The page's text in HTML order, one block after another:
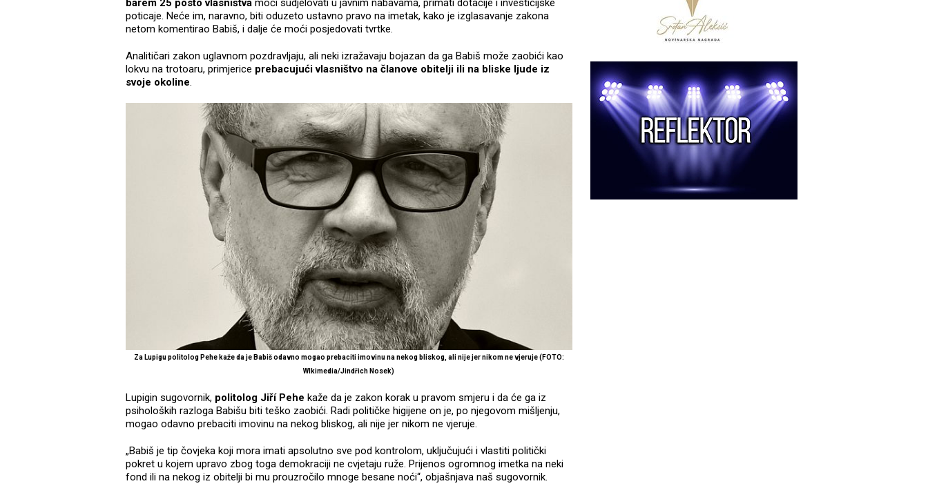
barem 25 posto vlasništva moći sudjelovati u javnim nabavama, primati dotacije i investicijske
poticaje. Neće im, naravno, biti oduzeto ustavno pravo na imetak, kako je izglasavanje zakona
netom komentirao Babiš, i dalje će moći posjedovati tvrtke.
Analitičari zakon uglavnom pozdravljaju, ali neki izražavaju bojazan da ga Babiš može zaobići kao
lokvu na trotoaru, primjerice prebacujući vlasništvo na članove obitelji ili na bliske ljude iz
svoje okoline.
Za Lupigu politolog Pehe kaže da je Babiš odavno mogao prebaciti imovinu na nekog bliskog, ali nije jer nikom ne vjeruje (FOTO:
WIkimedia/Jindřich Nosek)
Lupigin sugovornik, politolog Jiří Pehe kaže da je zakon korak u pravom smjeru i da će ga iz
psiholoških razloga Babišu biti teško zaobići. Radi političke higijene on je, po njegovom mišljenju,
mogao odavno prebaciti imovinu na nekog bliskog, ali nije jer nikom ne vjeruje.
„Babiš je tip čovjeka koji mora imati apsolutno sve pod kontrolom, uključujući i vlastiti politički
pokret u kojem upravo zbog toga demokraciji ne cvjetaju ruže. Prijenos ogromnog imetka na neki
fond ili na nekog iz obitelji bi mu prouzročilo mnoge besane noći“, objašnjava naš sugovornik.